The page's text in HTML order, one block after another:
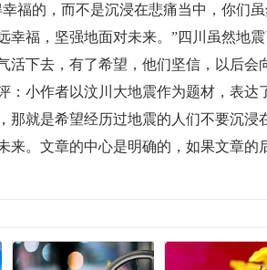
福的，而不是沉浸在悲痛当中，你们
幸福，坚强地面对未来。”四川虽然地
活下去，有了希望，他们坚信，以后会
：小作者以汶川大地震作为题材，表
那就是希望经历过地震的人们不要沉浸
来。文章的中心是明确的，如果文章